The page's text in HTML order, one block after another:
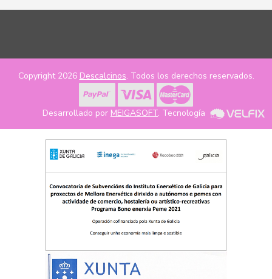
Copyright 2026 Descalcinos. Todos los derechos reservados.
Desarrollado por MEIGASOFT. Tecnología